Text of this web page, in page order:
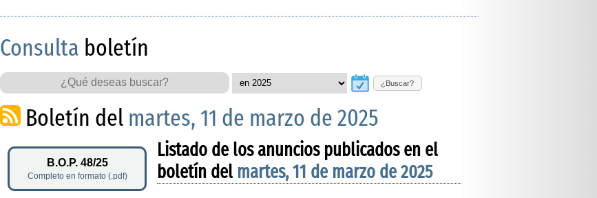
Consulta boletín
¿Buscar?
Boletín del martes, 11 de marzo de 2025
B.O.P. 48/25
Completo en formato (.pdf)
Listado de los anuncios publicados en el
boletín del martes, 11 de marzo de 2025